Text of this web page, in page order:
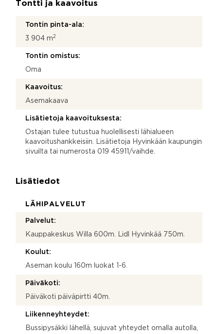
Tontti ja kaavoitus
Tontin pinta-ala:
3 904 m2
Tontin omistus:
Oma
Kaavoitus:
Asemakaava
Lisätietoja kaavoituksesta:
Ostajan tulee tutustua huolellisesti lähialueen
kaavoitushankkeisiin. Lisätietoja Hyvinkään kaupungin
sivuilta tai numerosta 019 45911/vaihde.
Lisätiedot
LÄHIPALVELUT
Palvelut:
Kauppakeskus Willa 600m. Lidl Hyvinkää 750m.
Koulut:
Aseman koulu 160m luokat 1-6.
Päiväkoti:
Päiväkoti päiväpirtti 40m.
Liikenneyhteydet:
Bussipysäkki lähellä, sujuvat yhteydet omalla autolla,